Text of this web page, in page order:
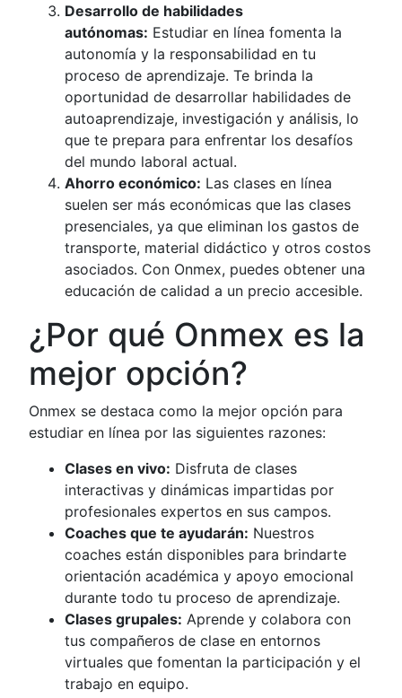
Desarrollo de habilidades
autónomas: Estudiar en línea fomenta la
autonomía y la responsabilidad en tu
proceso de aprendizaje. Te brinda la
oportunidad de desarrollar habilidades de
autoaprendizaje, investigación y análisis, lo
que te prepara para enfrentar los desafíos
del mundo laboral actual.
Ahorro económico: Las clases en línea
suelen ser más económicas que las clases
presenciales, ya que eliminan los gastos de
transporte, material didáctico y otros costos
asociados. Con Onmex, puedes obtener una
educación de calidad a un precio accesible.
¿Por qué Onmex es la
mejor opción?
Onmex se destaca como la mejor opción para
estudiar en línea por las siguientes razones:
Clases en vivo: Disfruta de clases
interactivas y dinámicas impartidas por
profesionales expertos en sus campos.
Coaches que te ayudarán: Nuestros
coaches están disponibles para brindarte
orientación académica y apoyo emocional
durante todo tu proceso de aprendizaje.
Clases grupales: Aprende y colabora con
tus compañeros de clase en entornos
virtuales que fomentan la participación y el
trabajo en equipo.